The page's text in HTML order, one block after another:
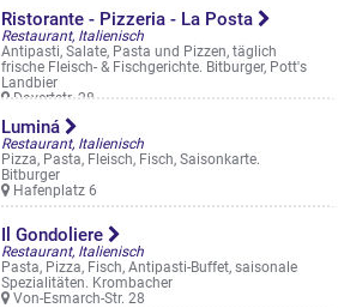
Annette-Allee 1
Ristorante - Pizzeria - La Posta
Restaurant, Italienisch
Antipasti, Salate, Pasta und Pizzen, täglich
frische Fleisch- & Fischgerichte. Bitburger, Pott's
Landbier
Davertstr. 28
Luminá
Restaurant, Italienisch
Pizza, Pasta, Fleisch, Fisch, Saisonkarte.
Bitburger
Hafenplatz 6
Il Gondoliere
Restaurant, Italienisch
Pasta, Pizza, Fisch, Antipasti-Buffet, saisonale
Spezialitäten. Krombacher
Von-Esmarch-Str. 28